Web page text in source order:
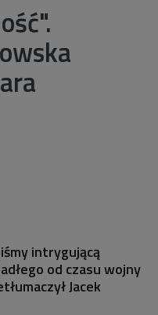
intrygującą
od czasu wojny
Jacek